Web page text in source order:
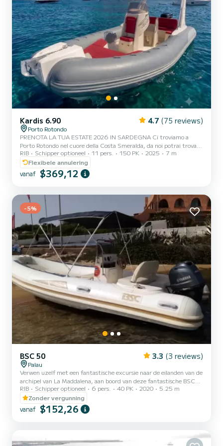
Kardis 6.90 4.7 (75 reviews)
Porto Rotondo
PRENOTA LA TUA ESTATE 2026 IN SARDEGNA Ci troviamo a
Porto Rotondo nel cuore della Costa Smeralda, da noi potrai trovare
il parcheggio della tua macchina custodito ed anche un piccolo bar
per potersi rilassare guardando il nostro meraviglioso mare. Questo
bellissimo gommone è un Kardis Tatanka 700 e possiamo trovarci:
Doccetta Tendalino copri sole Tappezzeria completa GPS Tano Frigo
del noleggio. La benzina si paga o alla...
RIB Schipper optioneel 11 pers. 150 PK 2025
7 m
Flexibele annulering
vanaf $369,12
-5%
BSC 50 3.3 (3 reviews)
Palau
Verwen uzelf met een fantastische excursie naar de eilanden van de
archipel van La Maddalena, aan boord van deze fantastische BSC
50 rubberboot met een Yamaha 40 pk motor, om de vele
ongerepte stranden en adembenemende baaien te verkennen.
Spargi, Budelli, La Maddalena, Caprera, Santa Maria, Razzoli,
Santo Stefano, Porto Rafael. Jullie kunnen eindelijk jullie zin in de
RIB Schipper optioneel 6 pers. 40 PK 2020
5.25 m
Zonder vergunning
vanaf $152,26